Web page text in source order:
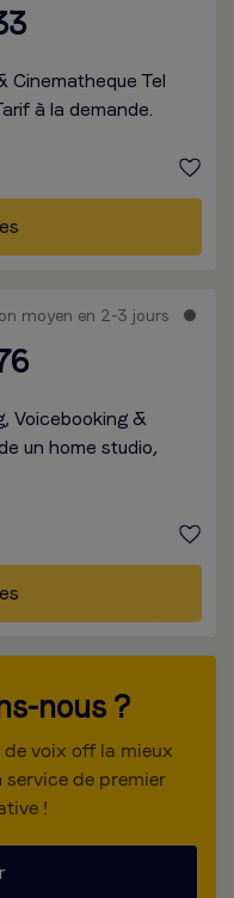
Cinematheque Tel
à la demande.
moyen en 2-3 jours
Voicebooking &
un home studio,
nous ?
voix off la mieux
service de premier
!